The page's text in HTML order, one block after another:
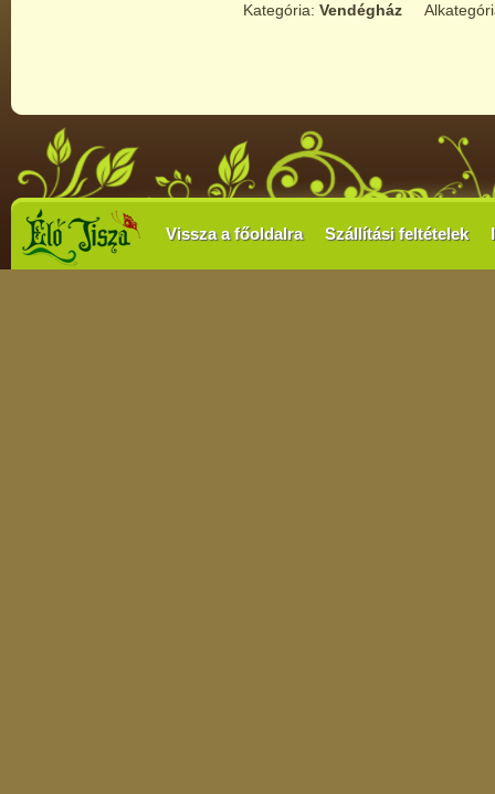
Kategória: Vendégház
Vissza a főoldalra Szállítási feltételek